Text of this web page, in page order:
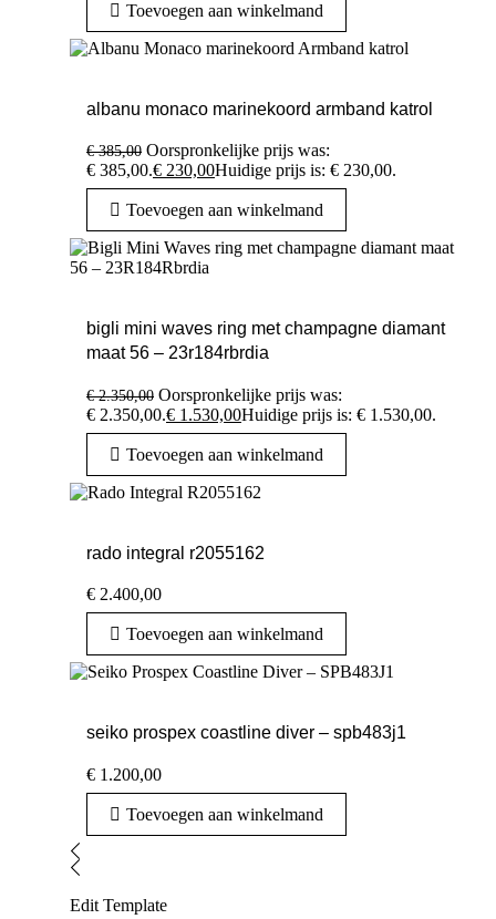
Toevoegen aan winkelmand
albanu monaco marinekoord armband katrol
€385,00 Oorspronkelijke prijs was:
€ 385,00.€ 230,00Huidige prijs is: € 230,00.
Toevoegen aan winkelmand
bigli mini waves ring met champagne diamant
maat 56 – 23r184rbrdia
€2.350,00 Oorspronkelijke prijs was:
€ 2.350,00.€ 1.530,00Huidige prijs is: € 1.530,00.
Toevoegen aan winkelmand
rado integral r2055162
€ 2.400,00
Toevoegen aan winkelmand
seiko prospex coastline diver – spb483j1
€ 1.200,00
Toevoegen aan winkelmand
Edit Template